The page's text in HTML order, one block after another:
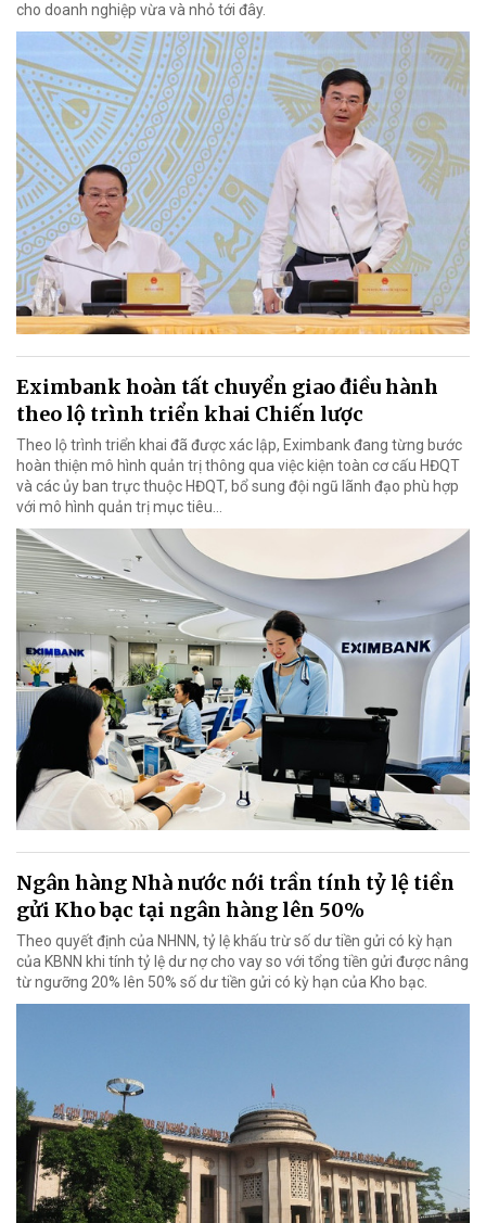
cho doanh nghiệp vừa và nhỏ tới đây.
Eximbank hoàn tất chuyển giao điều hành
theo lộ trình triển khai Chiến lược
Theo lộ trình triển khai đã được xác lập, Eximbank đang từng bước
hoàn thiện mô hình quản trị thông qua việc kiện toàn cơ cấu HĐQT
và các ủy ban trực thuộc HĐQT, bổ sung đội ngũ lãnh đạo phù hợp
với mô hình quản trị mục tiêu...
Ngân hàng Nhà nước nới trần tính tỷ lệ tiền
gửi Kho bạc tại ngân hàng lên 50%
Theo quyết định của NHNN, tỷ lệ khấu trừ số dư tiền gửi có kỳ hạn
của KBNN khi tính tỷ lệ dư nợ cho vay so với tổng tiền gửi được nâng
từ ngưỡng 20% lên 50% số dư tiền gửi có kỳ hạn của Kho bạc.